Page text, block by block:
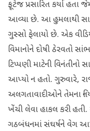
ફૂટેજ પ્રસારિત કર્યા હતા
આવ્યા છે. આ હુમલાથી
ગુસ્સો ફેલાયો છે. એક
વિમાનોને દોષી ઠેરવતો
ટિપ્પણી માટેની
આપ્યો ન હતો. ગુરુવારે,
અલગતાવાદીઓને તેમના
ખેંચી લેવા હાકલ કરી
ગઠબંધનમાં સંઘર્ષને વેગ